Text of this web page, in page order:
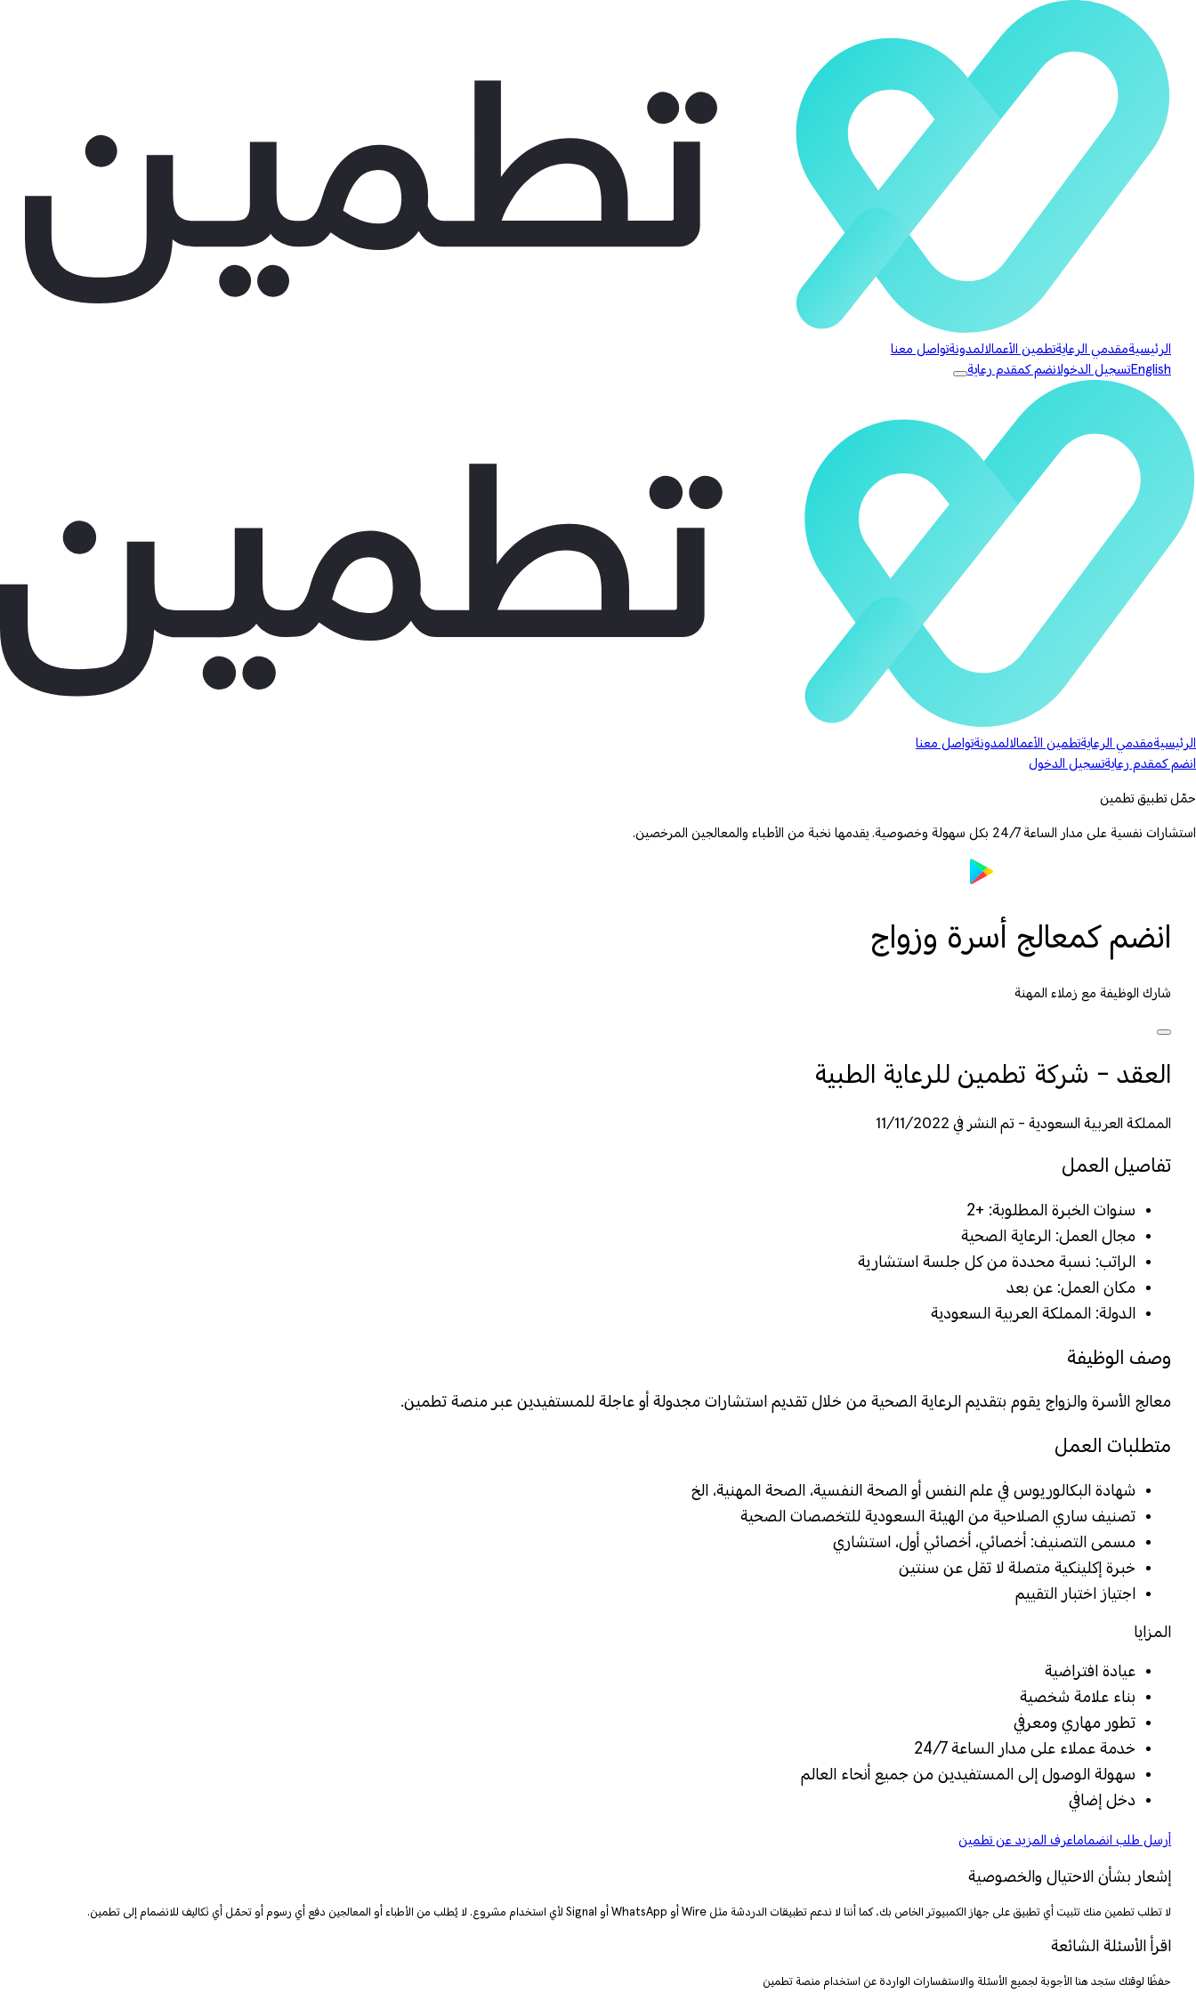
الرئيسيةمقدمي الرعايةتطمين الأعمالالمدونةتواصل معنا
English تسجيل الدخولانضم كمقدم رعاية
الرئيسيةمقدمي الرعايةتطمين الأعمالالمدونةتواصل معنا
انضم كمقدم رعايةتسجيل الدخول
حمّل تطبيق تطمين
استشارات نفسية على مدار الساعة 24/7 بكل سهولة وخصوصية. يقدمها نخبة من الأطباء والمعالجين المرخصين.
انضم كمعالج أسرة وزواج
شارك الوظيفة مع زملاء المهنة
العقد - شركة تطمين للرعاية الطبية
المملكة العربية السعودية - تم النشر في 11/11/2022
تفاصيل العمل
سنوات الخبرة المطلوبة: +2
مجال العمل: الرعاية الصحية
الراتب: نسبة محددة من كل جلسة استشارية
مكان العمل: عن بعد
الدولة: المملكة العربية السعودية
وصف الوظيفة
معالج الأسرة والزواج يقوم بتقديم الرعاية الصحية من خلال تقديم استشارات مجدولة أو عاجلة للمستفيدين عبر منصة تطمين.
متطلبات العمل
شهادة البكالوريوس في علم النفس أو الصحة النفسية، الصحة المهنية، الخ
تصنيف ساري الصلاحية من الهيئة السعودية للتخصصات الصحية
مسمى التصنيف: أخصائي، أخصائي أول، استشاري
خبرة إكلينكية متصلة لا تقل عن سنتين
اجتياز اختبار التقييم
المزايا
عيادة افتراضية
بناء علامة شخصية
تطور مهاري ومعرفي
خدمة عملاء على مدار الساعة 24/7
سهولة الوصول إلى المستفيدين من جميع أنحاء العالم
دخل إضافي
أرسل طلب انضماماعرف المزيد عن تطمين
إشعار بشأن الاحتيال والخصوصية
لا تطلب تطمين منك تثبيت أي تطبيق على جهاز الكمبيوتر الخاص بك، كما أننا لا ندعم تطبيقات الدردشة مثل Wire أو WhatsApp أو Signal لأي استخدام مشروع. لا يُطلب من الأطباء أو المعالجين دفع أي رسوم أو تحمّل أي تكاليف للانضمام إلى تطمين.
اقرأ الأسئلة الشائعة
حفظًا لوقتك ستجد هنا الأجوبة لجميع الأسئلة والاستفسارات الواردة عن استخدام منصة تطمين